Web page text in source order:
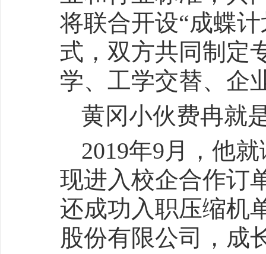
将联合开设“成蝶
式，双方共同制定
学、工学交替、企
黄冈小伙费冉就
2019年9月，他
现进入校企合作订
还成功入职压缩机
股份有限公司，成